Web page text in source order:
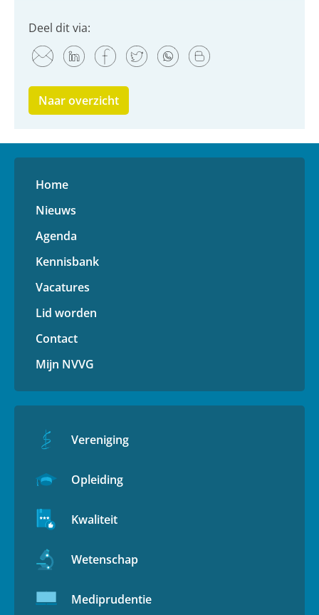
Deel dit via:
Naar overzicht
Home
Nieuws
Agenda
Kennisbank
Vacatures
Lid worden
Contact
Mijn NVVG
Vereniging
Opleiding
Kwaliteit
Wetenschap
Mediprudentie